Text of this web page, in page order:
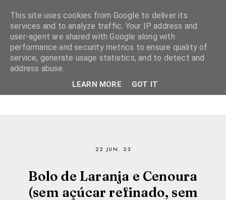
22 JUN. 23
Bolo de Laranja e Cenoura
(sem açúcar refinado, sem
This site uses cookies from Google to deliver its
services and to analyze traffic. Your IP address and
user-agent are shared with Google along with
performance and security metrics to ensure quality of
service, generate usage statistics, and to detect and
address abuse.
LEARN MORE GOT IT